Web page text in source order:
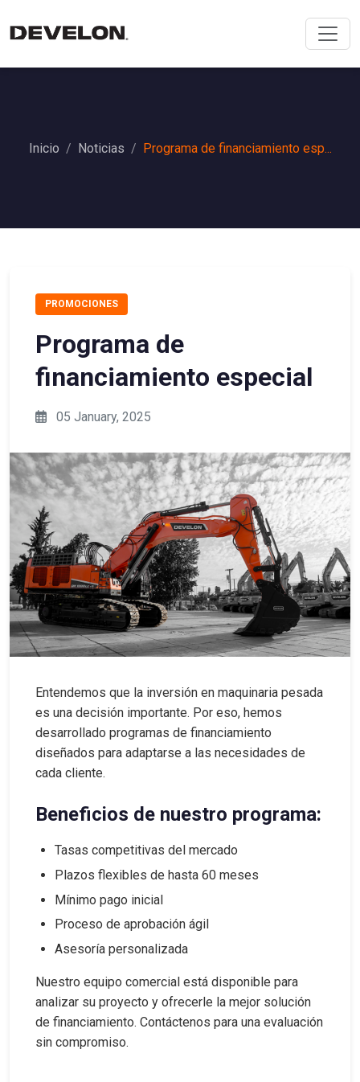
Inicio Noticias Programa de financiamiento esp...
PROMOCIONES
Programa de
financiamiento especial
05 January, 2025
Entendemos que la inversión en maquinaria pesada
es una decisión importante. Por eso, hemos
desarrollado programas de financiamiento
diseñados para adaptarse a las necesidades de
cada cliente.
Beneficios de nuestro programa:
Tasas competitivas del mercado
Plazos flexibles de hasta 60 meses
Mínimo pago inicial
Proceso de aprobación ágil
Asesoría personalizada
Nuestro equipo comercial está disponible para
analizar su proyecto y ofrecerle la mejor solución
de financiamiento. Contáctenos para una evaluación
sin compromiso.